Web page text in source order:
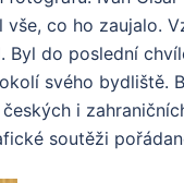
co ho zaujalo.
do poslední
svého bydliště.
i
soutěži